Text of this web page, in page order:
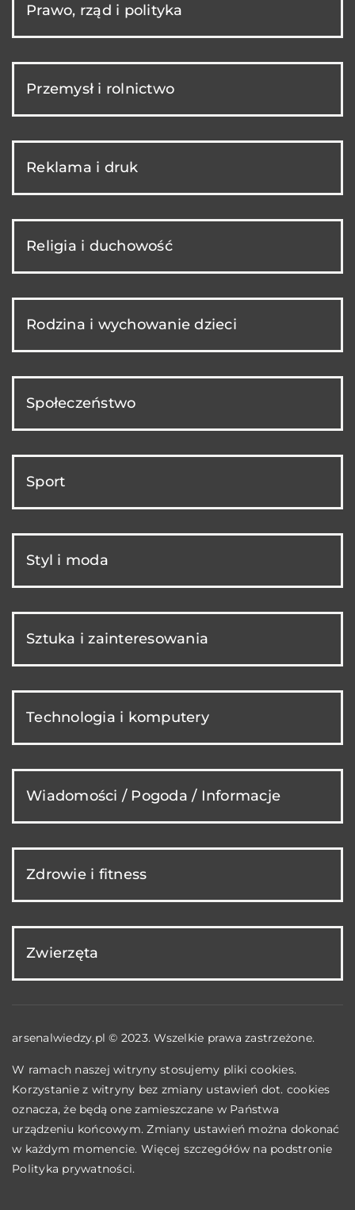
Prawo, rząd i polityka
Przemysł i rolnictwo
Reklama i druk
Religia i duchowość
Rodzina i wychowanie dzieci
Społeczeństwo
Sport
Styl i moda
Sztuka i zainteresowania
Technologia i komputery
Wiadomości / Pogoda / Informacje
Zdrowie i fitness
Zwierzęta
arsenalwiedzy.pl © 2023. Wszelkie prawa zastrzeżone.
W ramach naszej witryny stosujemy pliki cookies.
Korzystanie z witryny bez zmiany ustawień dot. cookies
oznacza, że będą one zamieszczane w Państwa
urządzeniu końcowym. Zmiany ustawień można dokonać
w każdym momencie. Więcej szczegółów na podstronie
Polityka prywatności.